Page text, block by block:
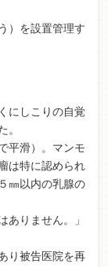
）を設置管理す
にしこりの自覚
。
平滑）。マンモ
は特に認められ
㎜以内の乳腺の
ありません。」
り被告医院を再